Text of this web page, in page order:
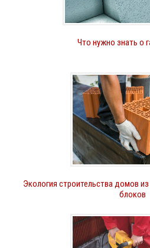
Что нужно знать о
Экология строительства домов
блоков